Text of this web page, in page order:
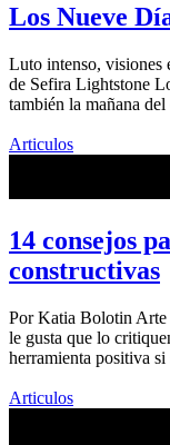
Los Nueve
Luto intenso, visiones
de Sefira Lightstone
también la mañana
Articulos
14 consejos
constructivas
Por Katia Bolotin Arte
le gusta que lo
herramienta positiva si
Articulos